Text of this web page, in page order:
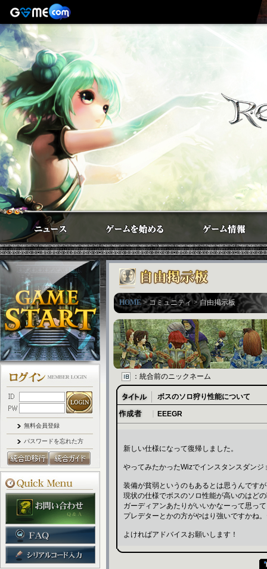
無料会員登録
パスワードを忘れた方
HOME> コミュニティ > 自由掲示板
：統合前のニックネーム
ボスのソロ狩り性能について
EEEGR
新しい仕様になって復帰しました。
やってみたかったWizでインスタンスダン
装備が貧弱というのもあるとは思うんです
現状の仕様でボスのソロ性能が高いのはど
ガーディアンあたりがいいかなーって思っ
プレデターとかの方がやはり強いですかね
よければアドバイスお願いします！